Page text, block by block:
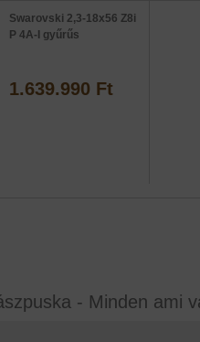
Swarovski 2,3-18x56 Z8i
P 4A-I gyűrűs
1.639.990 Ft
- Minden ami